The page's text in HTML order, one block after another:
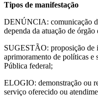
Tipos de manifestação
DENÚNCIA: comunicação
dependa da atuação de
SUGESTÃO: proposição de
aprimoramento de políticas e
Pública federal;
ELOGIO: demonstração ou
serviço oferecido ou